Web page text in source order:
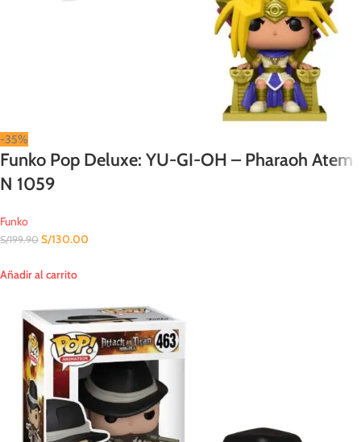
-35%
Funko Pop Deluxe: YU-GI-OH – Pharaoh Atem
N 1059
Funko
S/199.90 S/130.00
Añadir al carrito